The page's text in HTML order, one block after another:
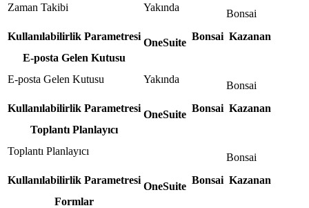
Zaman Takibi
Yakında
Bonsai
Kullanılabilirlik Parametresi
OneSuite
Bonsai Kazanan
E-posta Gelen Kutusu
E-posta Gelen Kutusu
Yakında
Bonsai
Kullanılabilirlik Parametresi
OneSuite
Bonsai Kazanan
Toplantı Planlayıcı
Toplantı Planlayıcı
Bonsai
Kullanılabilirlik Parametresi
OneSuite
Bonsai Kazanan
Formlar